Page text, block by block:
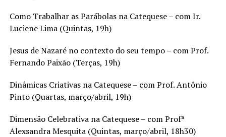
Como Trabalhar as Parábolas na Catequese – com Ir.
Luciene Lima (Quintas, 19h)
Jesus de Nazaré no contexto do seu tempo – com Prof.
Fernando Paixão (Terças, 19h)
Dinâmicas Criativas na Catequese – com Prof. Antônio
Pinto (Quartas, março/abril, 19h)
Dimensão Celebrativa na Catequese – com Profª
Alexsandra Mesquita (Quintas, março/abril, 18h30)